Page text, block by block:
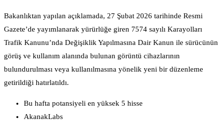
Bakanlıktan yapılan açıklamada, 27 Şubat 2026 tarihinde Resmi
Gazete’de yayımlanarak yürürlüğe giren 7574 sayılı Karayolları
Trafik Kanunu’nda Değişiklik Yapılmasına Dair Kanun ile sürücünün
görüş ve kullanım alanında bulunan görüntü cihazlarının
bulundurulması veya kullanılmasına yönelik yeni bir düzenleme
getirildiği hatırlatıldı.
Bu hafta potansiyeli en yüksek 5 hisse
AkanakLabs